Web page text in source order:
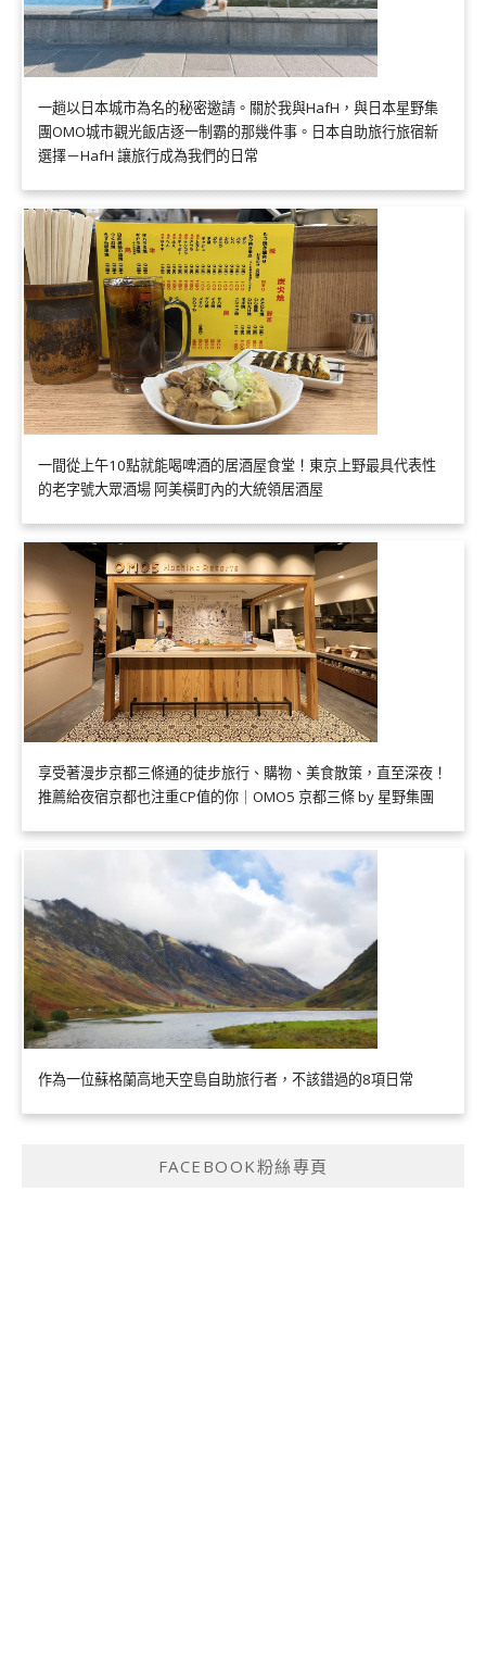
一趟以日本城市為名的秘密邀請。關於我與HafH，與日本星野集
團OMO城市觀光飯店逐一制霸的那幾件事。日本自助旅行旅宿新
選擇－HafH 讓旅行成為我們的日常
一間從上午10點就能喝啤酒的居酒屋食堂！東京上野最具代表性
的老字號大眾酒場 阿美橫町內的大統領居酒屋
享受著漫步京都三條通的徒步旅行、購物、美食散策，直至深夜！
推薦給夜宿京都也注重CP值的你｜OMO5 京都三條 by 星野集團
作為一位蘇格蘭高地天空島自助旅行者，不該錯過的8項日常
FACEBOOK粉絲專頁